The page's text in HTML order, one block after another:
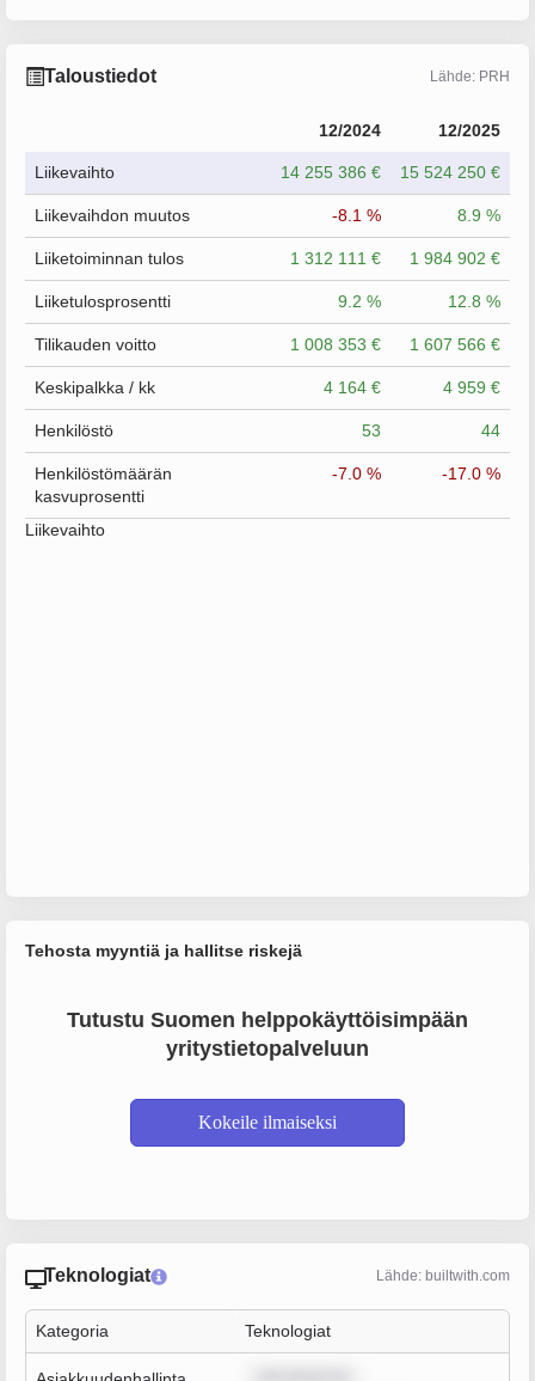
Taloustiedot Lähde: PRH
12/2024 12/2025
Liikevaihto 14 255 386 € 15 524 250 €
Liikevaihdon muutos -8.1 % 8.9 %
Liiketoiminnan tulos 1 312 111 € 1 984 902 €
Liiketulosprosentti 9.2 % 12.8 %
Tilikauden voitto 1 008 353 € 1 607 566 €
Keskipalkka / kk 4 164 € 4 959 €
Henkilöstö 53 44
Henkilöstömäärän
kasvuprosentti
-7.0 % -17.0 %
Liikevaihto
Tehosta myyntiä ja hallitse riskejä
Tutustu Suomen helppokäyttöisimpään
yritystietopalveluun
Kokeile ilmaiseksi
Teknologiat Lähde: builtwith.com
Kategoria Teknologiat